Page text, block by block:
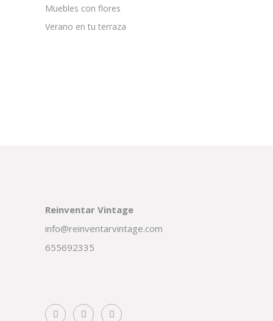
Muebles con flores
Verano en tu terraza
Reinventar Vintage
info@reinventarvintage.com
655692335